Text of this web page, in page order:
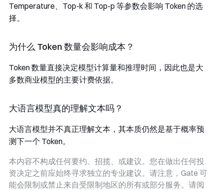
Temperature、Top-k 和 Top-p 等参数会影响 Token 的选
择。
为什么 Token 数量会影响成本？
Token 数量直接决定模型计算量和推理时间，因此也是大
多数商业模型的主要计费依据。
大语言模型真的理解文本吗？
大语言模型并不真正理解文本，其本质仍然是基于概率预
测下一个 Token。
本内容不构成任何要约、招揽、或建议。您在做出任何投
资决定之前应始终寻求独立的专业建议。请注意，Gate 可
能会限制或禁止来自受限制地区的所有或部分服务。请阅